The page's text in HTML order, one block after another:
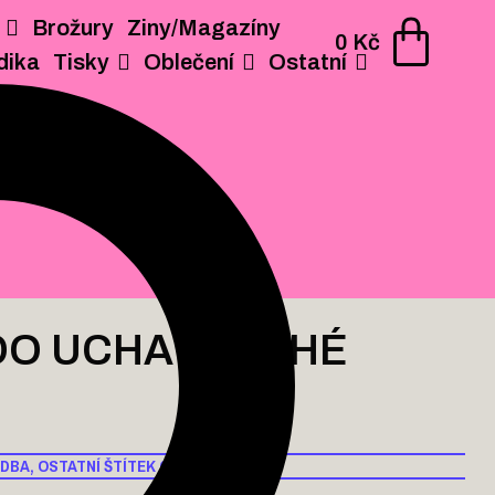
Brožury Ziny/Magazíny
Tisky Oblečení Ostatní
0 Kč
PERIODIKA TISKY OBLEČENÍ OSTATNÍ
UCHA: DRUHÉ
, OSTATNÍŠTÍTEKCD/LP